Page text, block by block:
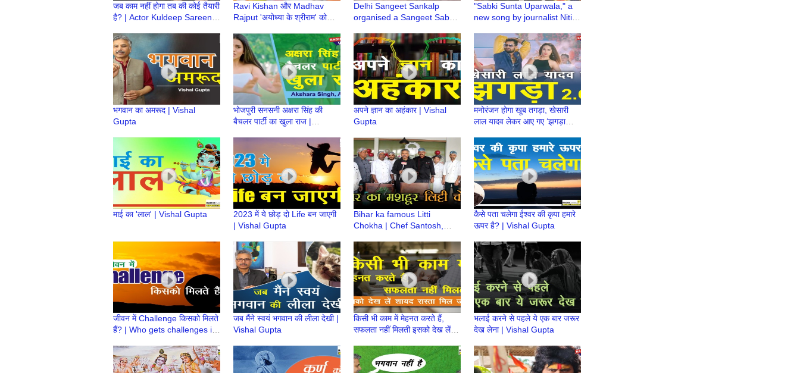
जब काम नहीं होगा तब की कोई तैयारी
है? | Actor Kuldeep Sareen |
karenge
Ravi Kishan और Madhav
Rajput 'अयोध्या के श्रीराम' को
Delhi Sangeet Sankalp
organised a Sangeet Sabha
"Sabki Sunta Uparwala," a
new song by journalist Nitish
CM Nitish Kumar
भगवान का अमरूद | Vishal
Gupta
भोजपुरी सनसनी अक्षरा सिंह की
बैचलर पार्टी का खुला राज |
Actress | Bhojpuri
अपने ज्ञान का अहंकार | Vishal
Gupta
मनोरंजन होगा खूब तगड़ा, खेसारी
लाल यादव लेकर आए गए ‘झगड़ा
Interview
माई का 'लाल' | Vishal Gupta
2023 में ये छोड़ दो Life बन जाएगी
| Vishal Gupta
Bihar ka famous Litti
Chokha | Chef Santosh,
The Food Genre
कैसे पता चलेगा ईश्वर की कृपा हमारे
ऊपर है? | Vishal Gupta
जीवन में Challenge किसको मिलते
हैं? | Who gets challenges in
जब मैंने स्वयं भगवान की लीला देखी |
Vishal Gupta
किसी भी काम में मेहनत करते हैं,
सफलता नहीं मिलती इसको देख लें
Gupta
भलाई करने से पहले ये एक बार जरूर
देख लेना | Vishal Gupta